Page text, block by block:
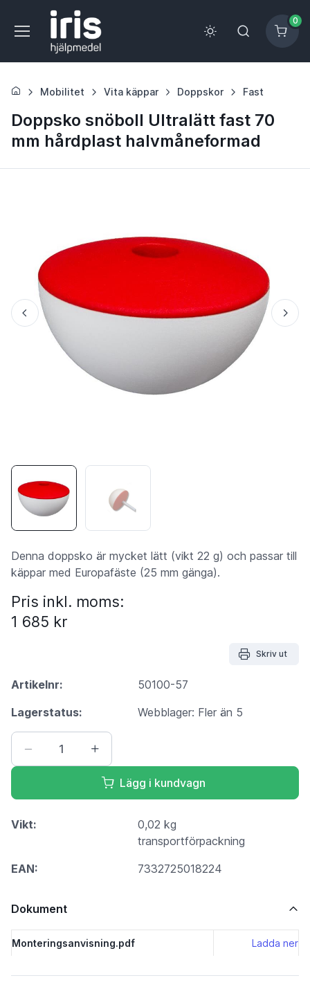
0
Mobilitet Vita käppar Doppskor Fast
Doppsko snöboll Ultralätt fast 70
mm hårdplast halvmåneformad
Denna doppsko är mycket lätt (vikt 22 g) och passar till
käppar med Europafäste (25 mm gänga).
Pris inkl. moms:
1 685 kr
Skriv ut
Artikelnr:
50100-57
Lagerstatus:
Webblager: Fler än 5
Lägg i kundvagn
Vikt:
0,02 kg
transportförpackning
EAN:
7332725018224
Dokument
Monteringsanvisning.pdf Ladda ner